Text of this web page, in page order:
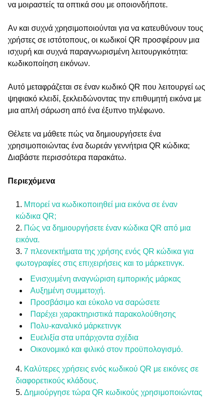
να μοιραστείς τα οπτικά σου με οποιονδήποτε.
Αν και συχνά χρησιμοποιούνται για να κατευθύνουν τους
χρήστες σε ιστότοπους, οι κωδικοί QR προσφέρουν μια
ισχυρή και συχνά παραγνωρισμένη λειτουργικότητα:
κωδικοποίηση εικόνων.
Αυτό μεταφράζεται σε έναν κωδικό QR που λειτουργεί ως
ψηφιακό κλειδί, ξεκλειδώνοντας την επιθυμητή εικόνα με
μια απλή σάρωση από ένα έξυπνο τηλέφωνο.
Θέλετε να μάθετε πώς να δημιουργήσετε ένα
χρησιμοποιώντας ένα δωρεάν γεννήτρια QR κώδικα;
Διαβάστε περισσότερα παρακάτω.
Περιεχόμενα
Μπορεί να κωδικοποιηθεί μια εικόνα σε έναν
κώδικα QR;
Πώς να δημιουργήσετε έναν κώδικα QR από μια
εικόνα.
7 πλεονεκτήματα της χρήσης ενός QR κώδικα για
φωτογραφίες στις επιχειρήσεις και το μάρκετινγκ.
Ενισχυμένη αναγνώριση εμπορικής μάρκας
Αυξημένη συμμετοχή.
Προσβάσιμο και εύκολο να σαρώσετε
Παρέχει χαρακτηριστικά παρακολούθησης
Πολυ-καναλικό μάρκετινγκ
Ευελιξία στα υπάρχοντα σχέδια
Οικονομικό και φιλικό στον προϋπολογισμό.
Καλύτερες χρήσεις ενός κωδικού QR με εικόνες σε
διαφορετικούς κλάδους.
Δημιούργησε τώρα QR κωδικούς χρησιμοποιώντας